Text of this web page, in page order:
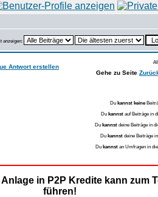
anzeigen:
Gehe zu Seite
Du kannst keine
Du kannst auf Beiträge in
Du kannst deine Beiträge in
Du kannst deine Beiträge
Du kannst an Umfragen in
in P2P Kredite kann zum
führen!